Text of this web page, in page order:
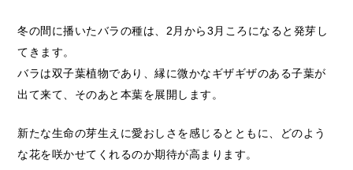
冬の間に播いたバラの種は、2月から3月ころになると発芽し
てきます。
バラは双子葉植物であり、縁に微かなギザギザのある子葉が
出て来て、そのあと本葉を展開します。
新たな生命の芽生えに愛おしさを感じるとともに、どのよう
な花を咲かせてくれるのか期待が高まります。